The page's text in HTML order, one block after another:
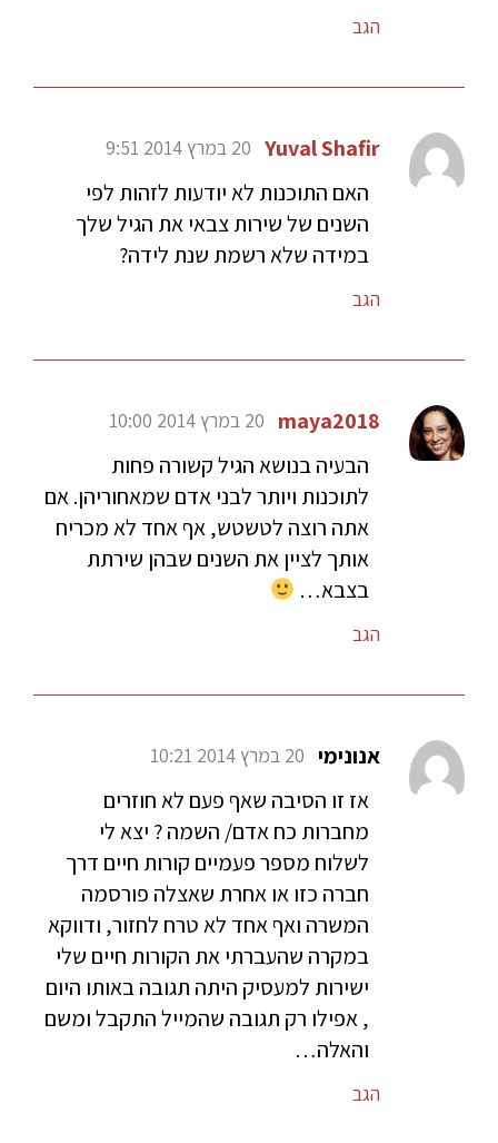
הגב
Yuval Shafir 20 במרץ 2014 9:51
האם התוכנות לא יודעות לזהות לפי
השנים של שירות צבאי את הגיל שלך
במידה שלא רשמת שנת לידה?
הגב
maya2018 20 במרץ 2014 10:00
הבעיה בנושא הגיל קשורה פחות
לתוכנות ויותר לבני אדם שמאחוריהן. אם
אתה רוצה לטשטש, אף אחד לא מכריח
אותך לציין את השנים שבהן שירתת
בצבא…
הגב
אנונימי 20 במרץ 2014 10:21
אז זו הסיבה שאף פעם לא חוזרים
מחברות כח אדם/ השמה ? יצא לי
לשלוח מספר פעמיים קורות חיים דרך
חברה כזו או אחרת שאצלה פורסמה
המשרה ואף אחד לא טרח לחזור, ודווקא
במקרה שהעברתי את הקורות חיים שלי
ישירות למעסיק היתה תגובה באותו היום
, אפילו רק תגובה שהמייל התקבל ומשם
והאלה…
הגב